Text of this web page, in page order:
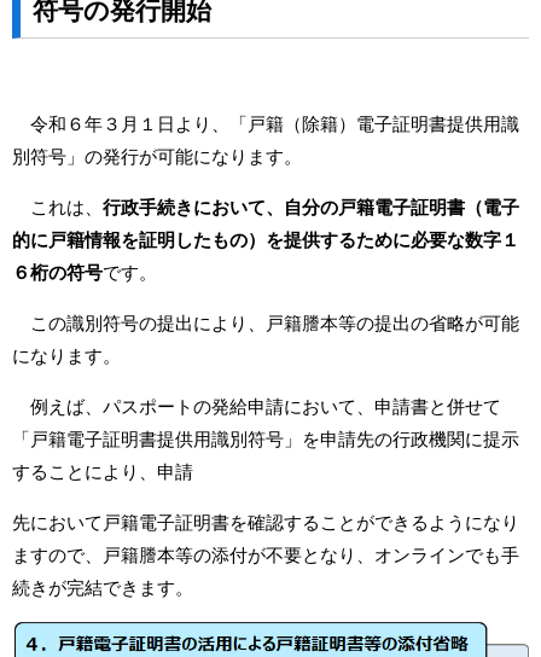
符号の発行開始
令和６年３月１日より、「戸籍（除籍）電子証明書提供用識
別符号」の発行が可能になります。
これは、 行政手続きにおいて、自分の戸籍電子証明書（電子
的に戸籍情報を証明したもの）を提供するために必要な数字１
６桁の符号です。
この識別符号の提出により、戸籍謄本等の提出の省略が可能
になります。
例えば、パスポートの発給申請において、申請書と併せて
「戸籍電子証明書提供用識別符号」を申請先の行政機関に提示
することにより、申請
先において戸籍電子証明書を確認することができるようになり
ますので、戸籍謄本等の添付が不要となり、オンラインでも手
続きが完結できます。